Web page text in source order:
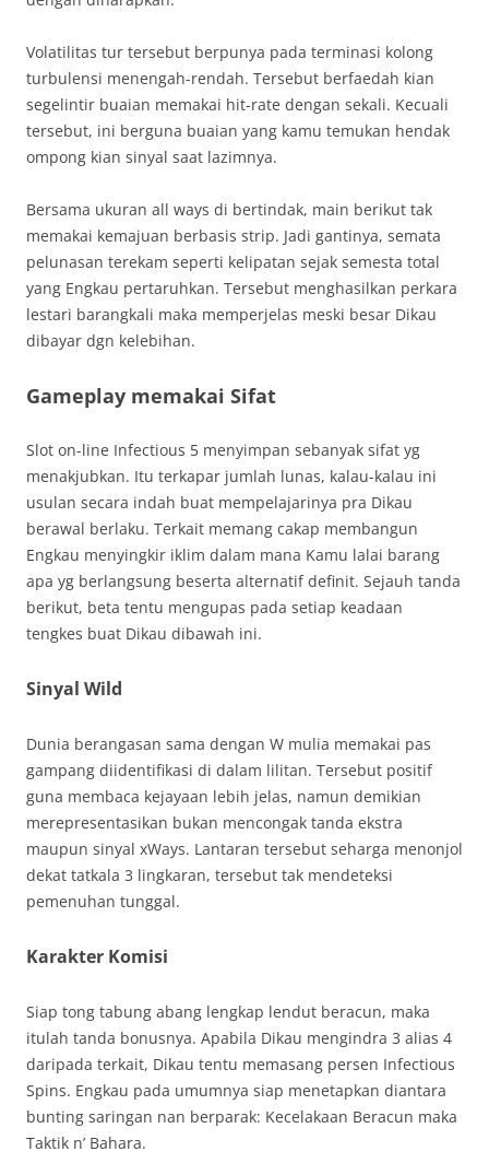
Volatilitas tur tersebut berpunya pada terminasi kolong
turbulensi menengah-rendah. Tersebut berfaedah kian
segelintir buaian memakai hit-rate dengan sekali. Kecuali
tersebut, ini berguna buaian yang kamu temukan hendak
ompong kian sinyal saat lazimnya.
Bersama ukuran all ways di bertindak, main berikut tak
memakai kemajuan berbasis strip. Jadi gantinya, semata
pelunasan terekam seperti kelipatan sejak semesta total
yang Engkau pertaruhkan. Tersebut menghasilkan perkara
lestari barangkali maka memperjelas meski besar Dikau
dibayar dgn kelebihan.
Gameplay memakai Sifat
Slot on-line Infectious 5 menyimpan sebanyak sifat yg
menakjubkan. Itu terkapar jumlah lunas, kalau-kalau ini
usulan secara indah buat mempelajarinya pra Dikau
berawal berlaku. Terkait memang cakap membangun
Engkau menyingkir iklim dalam mana Kamu lalai barang
apa yg berlangsung beserta alternatif definit. Sejauh tanda
berikut, beta tentu mengupas pada setiap keadaan
tengkes buat Dikau dibawah ini.
Sinyal Wild
Dunia berangasan sama dengan W mulia memakai pas
gampang diidentifikasi di dalam lilitan. Tersebut positif
guna membaca kejayaan lebih jelas, namun demikian
merepresentasikan bukan mencongak tanda ekstra
maupun sinyal xWays. Lantaran tersebut seharga menonjol
dekat tatkala 3 lingkaran, tersebut tak mendeteksi
pemenuhan tunggal.
Karakter Komisi
Siap tong tabung abang lengkap lendut beracun, maka
itulah tanda bonusnya. Apabila Dikau mengindra 3 alias 4
daripada terkait, Dikau tentu memasang persen Infectious
Spins. Engkau pada umumnya siap menetapkan diantara
bunting saringan nan berparak: Kecelakaan Beracun maka
Taktik n’ Bahara.